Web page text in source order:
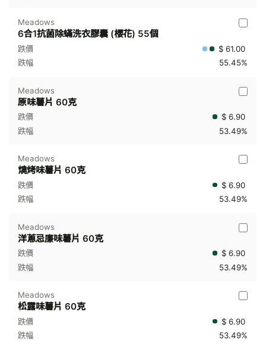
Meadows
6合1抗菌除蟎洗衣膠囊 (櫻花) 55個
$ 61.00
55.45%
Meadows
原味薯片 60克
$ 6.90
53.49%
Meadows
燒烤味薯片 60克
$ 6.90
53.49%
Meadows
洋蔥忌廉味薯片 60克
$ 6.90
53.49%
Meadows
松露味薯片 60克
$ 6.90
53.49%